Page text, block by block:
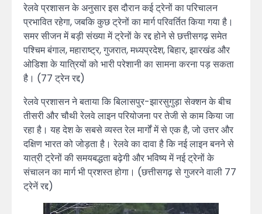
रेलवे प्रशासन के अनुसार इस दौरान कई ट्रेनों का परिचालन
प्रभावित रहेगा, जबकि कुछ ट्रेनों का मार्ग परिवर्तित किया गया है।
समर सीजन में बड़ी संख्या में ट्रेनों के रद्द होने से छत्तीसगढ़ समेत
पश्चिम बंगाल, महाराष्ट्र, गुजरात, मध्यप्रदेश, बिहार, झारखंड और
ओडिशा के यात्रियों को भारी परेशानी का सामना करना पड़ सकता
है। (77 ट्रेन रद्द)
रेलवे प्रशासन ने बताया कि बिलासपुर-झारसुगुड़ा सेक्शन के बीच
तीसरी और चौथी रेलवे लाइन परियोजना पर तेजी से काम किया जा
रहा है। यह देश के सबसे व्यस्त रेल मार्गों में से एक है, जो उत्तर और
दक्षिण भारत को जोड़ता है। रेलवे का दावा है कि नई लाइन बनने से
यात्री ट्रेनों की समयबद्धता बढ़ेगी और भविष्य में नई ट्रेनों के
संचालन का मार्ग भी प्रशस्त होगा। (छत्तीसगढ़ से गुजरने वाली 77
ट्रेनें रद्द)